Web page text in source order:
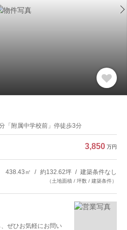
「附属中学校前」停徒歩3分
3,850 万円
438.43㎡ 約132.62坪 建築条件なし
（土地面積 / 坪数 / 建築条件）
ぜひお気軽にお問い